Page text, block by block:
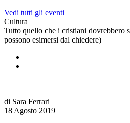
Vedi tutti gli eventi
Cultura
Tutto quello che i cristiani dovrebbero
possono esimersi dal chiedere)
di Sara Ferrari
18 Agosto 2019